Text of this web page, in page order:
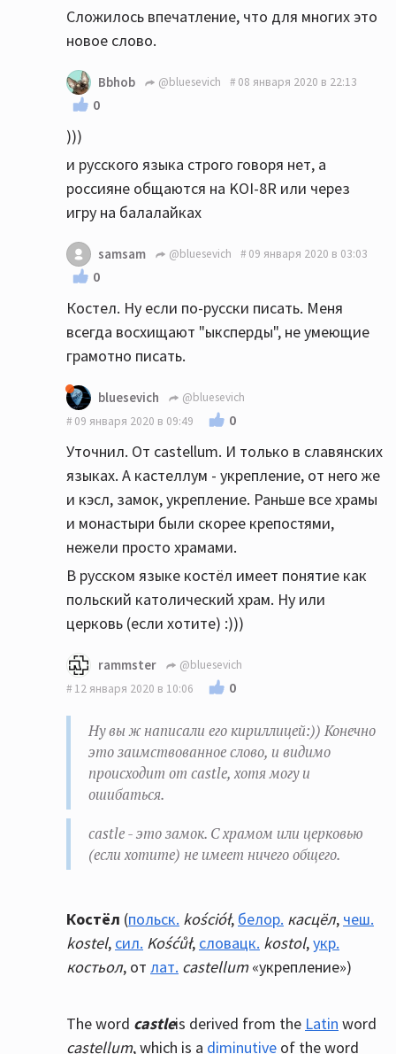
Сложилось впечатление, что для многих это
новое слово.
Bbhob @bluesevich 08 января 2020 в 22:13
0
)))
и русского языка строго говоря нет, а
россияне общаются на KOI-8R или через
игру на балалайках
samsam @bluesevich 09 января 2020 в 03:03
0
Костел. Ну если по-русски писать. Меня
всегда восхищают "ыксперды", не умеющие
грамотно писать.
bluesevich
@bluesevich
09 января 2020 в 09:49
0
Уточнил. От castellum. И только в славянских
языках. А кастеллум - укрепление, от него же
и кэсл, замок, укрепление. Раньше все храмы
и монастыри были скорее крепостями,
нежели просто храмами.
В русском языке костёл имеет понятие как
польский католический храм. Ну или
церковь (если хотите) :)))
rammster
@bluesevich
12 января 2020 в 10:06
0
Ну вы ж написали его кириллицей:)) Конечно
это заимствованное слово, и видимо
происходит от castle, хотя могу и
ошибаться.
castle - это замок. С храмом или церковью
(если хотите) не имеет ничего общего.
Костёл (польск. kościół, белор. касцёл, чеш.
kostel, сил. Kośćůł, словацк. kostol,укр.
костьол, от лат. castellum«укрепление»)
The word castleis derived from the Latin word
castellum, which is a diminutive of the word